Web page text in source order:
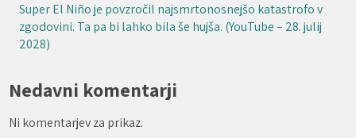
Super El Niño je povzročil najsmrtonosnejšo katastrofo v
zgodovini. Ta pa bi lahko bila še hujša. (YouTube – 28. julij
2028)
Nedavni komentarji
Ni komentarjev za prikaz.